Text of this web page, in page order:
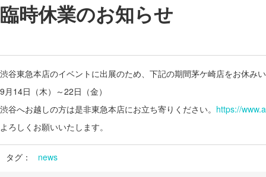
臨時休業のお知らせ
渋谷東急本店のイベントに出展のため、下記の期間茅ケ崎店をお休み
9月14日（木）～22日（金）
渋谷へお越しの方は是非東急本店にお立ち寄りください。 https://
よろしくお願いいたします。
タグ： news